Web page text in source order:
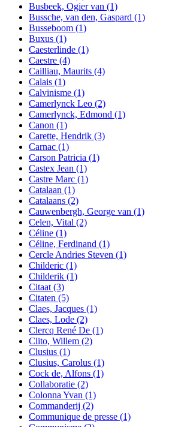
Busbeek, Ogier van (1)
Bussche, van den, Gaspard (1)
Busseboom (1)
Buxus (1)
Caesterlinde (1)
Caestre (4)
Cailliau, Maurits (4)
Calais (1)
Calvinisme (1)
Camerlynck Leo (2)
Camerlynck, Edmond (1)
Canon (1)
Carette, Hendrik (3)
Carnac (1)
Carson Patricia (1)
Castex Jean (1)
Castre Marc (1)
Catalaan (1)
Catalaans (2)
Cauwenbergh, George van (1)
Celen, Vital (2)
Céline (1)
Céline, Ferdinand (1)
Cercle Andries Steven (1)
Childeric (1)
Childerik (1)
Citaat (3)
Citaten (5)
Claes, Jacques (1)
Claes, Lode (2)
Clercq René De (1)
Clito, Willem (2)
Clusius (1)
Clusius, Carolus (1)
Cock de, Alfons (1)
Collaboratie (2)
Colonna Yvan (1)
Commanderij (2)
Communique de presse (1)